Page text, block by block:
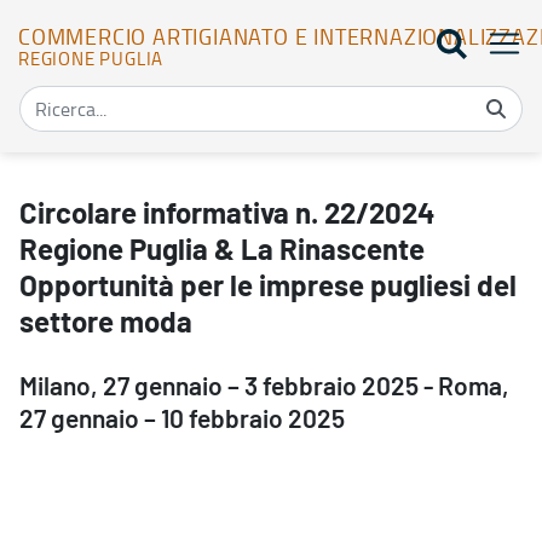
COMMERCIO ARTIGIANATO E
REGIONE PUGLIA
Circolare informativa n. 22/2024
Regione Puglia & La Rinascente
Opportunità per le imprese pugliesi del
settore moda
Milano, 27 gennaio – 3 febbraio 2025 - Roma,
27 gennaio – 10 febbraio 2025